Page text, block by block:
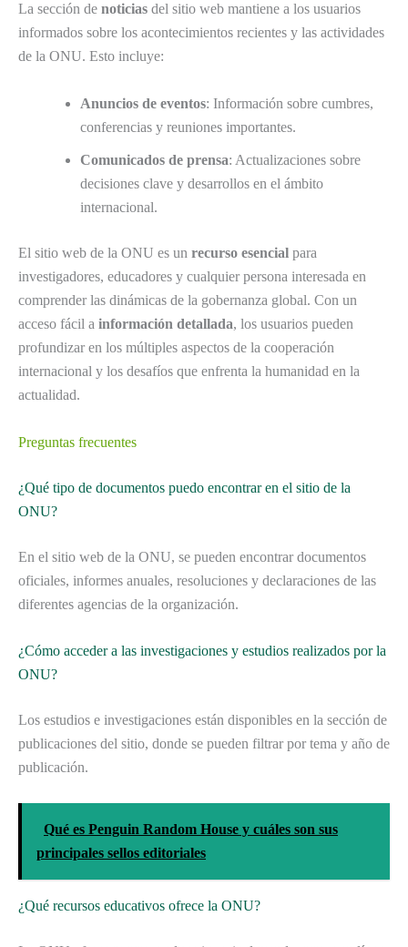
La sección de noticias del sitio web mantiene a los usuarios
informados sobre los acontecimientos recientes y las actividades
de la ONU. Esto incluye:
Anuncios de eventos: Información sobre cumbres,
conferencias y reuniones importantes.
Comunicados de prensa: Actualizaciones sobre
decisiones clave y desarrollos en el ámbito
internacional.
El sitio web de la ONU es un recurso esencial para
investigadores, educadores y cualquier persona interesada en
comprender las dinámicas de la gobernanza global. Con un
acceso fácil a información detallada, los usuarios pueden
profundizar en los múltiples aspectos de la cooperación
internacional y los desafíos que enfrenta la humanidad en la
actualidad.
Preguntas frecuentes
¿Qué tipo de documentos puedo encontrar en el sitio de la
ONU?
En el sitio web de la ONU, se pueden encontrar documentos
oficiales, informes anuales, resoluciones y declaraciones de las
diferentes agencias de la organización.
¿Cómo acceder a las investigaciones y estudios realizados por la
ONU?
Los estudios e investigaciones están disponibles en la sección de
publicaciones del sitio, donde se pueden filtrar por tema y año de
publicación.
Qué es Penguin Random House y cuáles son sus
principales sellos editoriales
¿Qué recursos educativos ofrece la ONU?